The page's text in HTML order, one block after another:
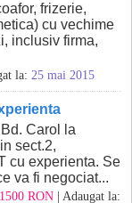
frizerie,
cu vechime
inclusiv firma,
la: 25 mai 2015
Carol la
sect.2,
cu experienta. Se
va fi negociat...
RON | Adaugat la: